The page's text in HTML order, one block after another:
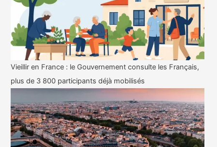
Vieillir en France : le Gouvernement consulte les Français,
plus de 3 800 participants déjà mobilisés